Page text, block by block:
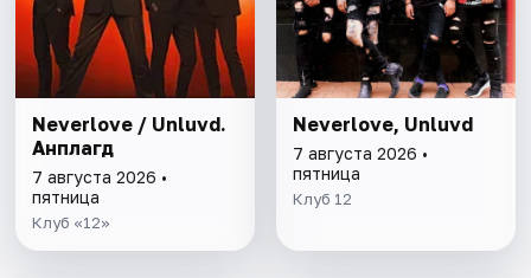
Neverlove / Unluvd.
Анплагд
7 августа 2026 •
пятница
Клуб «12»
Neverlove, Unluvd
7 августа 2026 •
пятница
Клуб 12